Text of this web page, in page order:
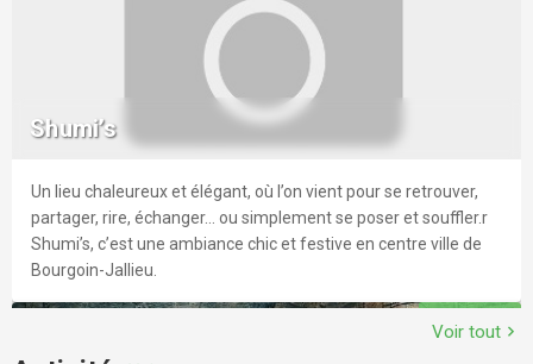
La médiathèque de La Verpillière vous propose un large choix
de livres, de CD, et d'abonnements.
explore3.8 km
Shumi’s
Un lieu chaleureux et élégant, où l’on vient pour se retrouver,
partager, rire, échanger… ou simplement se poser et souffler.r
Shumi’s, c’est une ambiance chic et festive en centre ville de
Bourgoin-Jallieu.
explore 13.3 km
Voir tout chevron_right